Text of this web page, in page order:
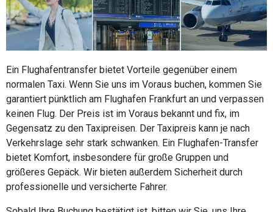
Ein Flughafentransfer bietet Vorteile gegenüber einem
normalen Taxi. Wenn Sie uns im Voraus buchen, kommen Sie
garantiert pünktlich am Flughafen Frankfurt an und verpassen
keinen Flug. Der Preis ist im Voraus bekannt und fix, im
Gegensatz zu den Taxipreisen. Der Taxipreis kann je nach
Verkehrslage sehr stark schwanken. Ein Flughafen-Transfer
bietet Komfort, insbesondere für große Gruppen und
größeres Gepäck. Wir bieten außerdem Sicherheit durch
professionelle und versicherte Fahrer.